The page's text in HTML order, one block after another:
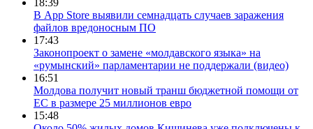
В App Store выявили семнадцать случаев заражения
файлов вредоносным ПО
17:43
Законопроект о замене «молдавского языка» на
«румынский» парламентарии не поддержали (видео)
16:51
Молдова получит новый транш бюджетной помощи от
ЕС в размере 25 миллионов евро
15:48